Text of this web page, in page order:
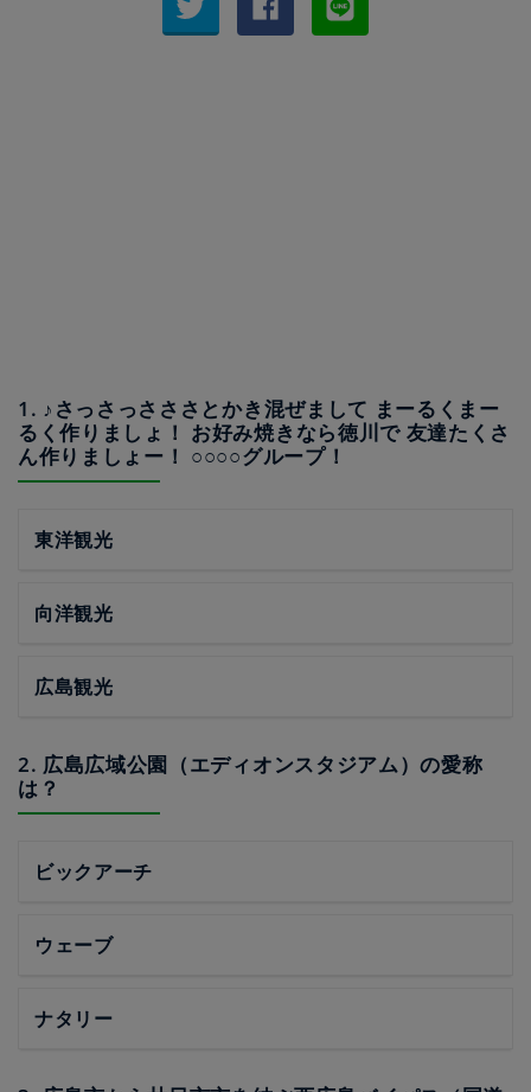
1. ♪さっさっさささとかき混ぜまして まーるくまー
るく作りましょ！ お好み焼きなら徳川で 友達たくさ
ん作りましょー！ ○○○○グループ！
東洋観光
向洋観光
広島観光
2. 広島広域公園（エディオンスタジアム）の愛称
は？
ビックアーチ
ウェーブ
ナタリー